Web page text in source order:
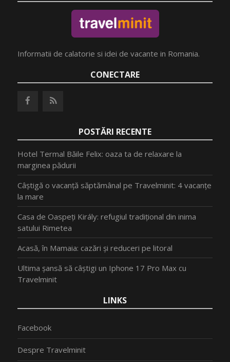
Informatii de calatorie si idei de vacante in Romania.
CONECTARE
POSTĂRI RECENTE
Hotel Termal Băile Felix: oaza ta de relaxare la
marginea pădurii
Câștigă o vacanță săptămânal pe Travelminit: 4 vacanțe
la mare
Casa de Oaspeți Király: refugiul tradițional din inima
satului Rimetea
Acasă, în Mamaia: cazări și reduceri pe litoral
Ultima șansă să câștigi un Iphone 17 Pro Max cu
Travelminit
LINKS
Facebook
Despre Travelminit